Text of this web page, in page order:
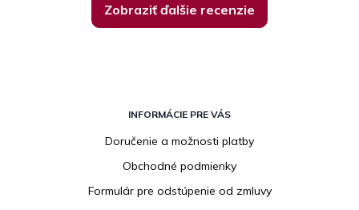
Zobraziť ďalšie recenzie
INFORMÁCIE PRE VÁS
Doručenie a možnosti platby
Obchodné podmienky
Formulár pre odstúpenie od zmluvy